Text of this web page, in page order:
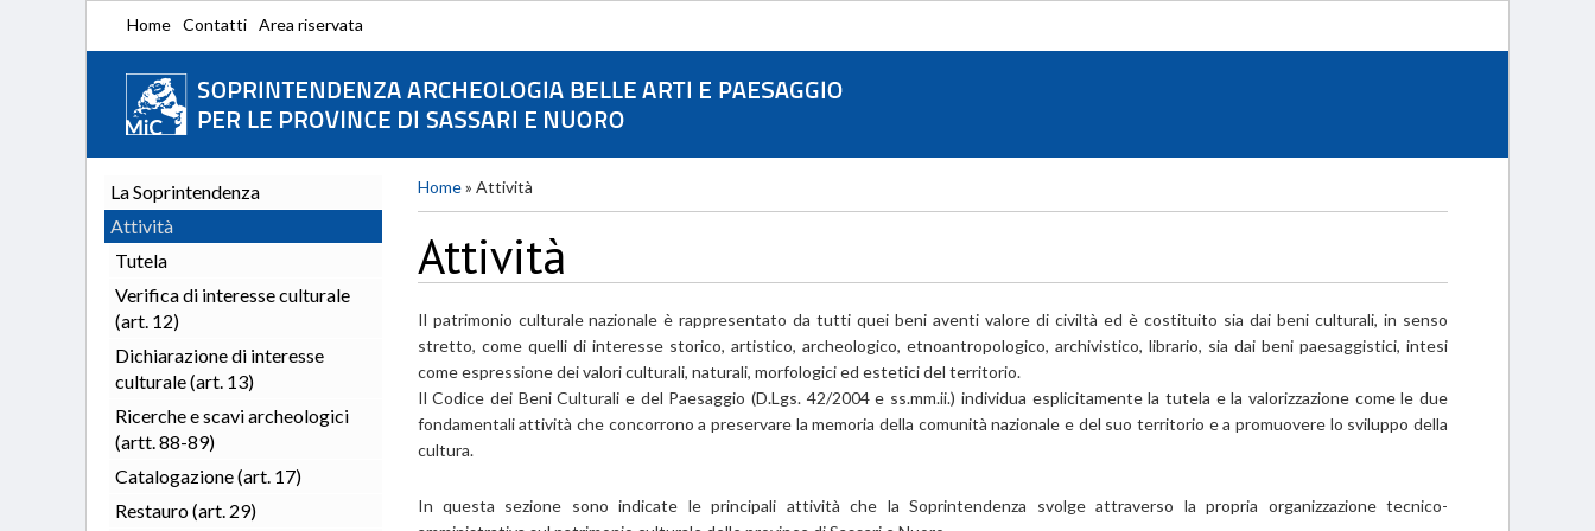
Home Contatti Area riservata
La Soprintendenza
Attività
Tutela
Verifica di interesse culturale
(art. 12)
Dichiarazione di interesse
culturale (art. 13)
Ricerche e scavi archeologici
(artt. 88-89)
Catalogazione (art. 17)
Restauro (art. 29)
Home » Attività
Attività
Il patrimonio culturale nazionale è rappresentato da tutti quei beni aventi valore di civiltà ed è costituito sia dai beni culturali, in senso
stretto, come quelli di interesse storico, artistico, archeologico, etnoantropologico, archivistico, librario, sia dai beni paesaggistici, intesi
come espressione dei valori culturali, naturali, morfologici ed estetici del territorio.
Il Codice dei Beni Culturali e del Paesaggio (D.Lgs. 42/2004 e ss.mm.ii.) individua esplicitamente la tutela e la valorizzazione come le due
fondamentali attività che concorrono a preservare la memoria della comunità nazionale e del suo territorio e a promuovere lo sviluppo della
cultura.
In questa sezione sono indicate le principali attività che la Soprintendenza svolge attraverso la propria organizzazione tecnico-